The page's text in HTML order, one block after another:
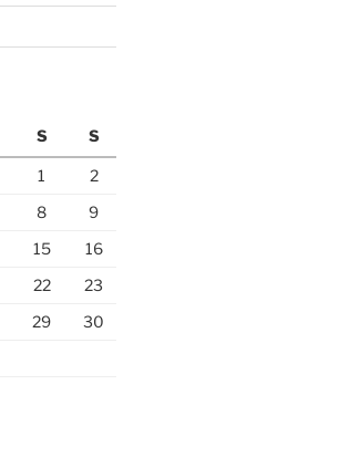
S S
1
2
8
9
15
16
22
23
29
30